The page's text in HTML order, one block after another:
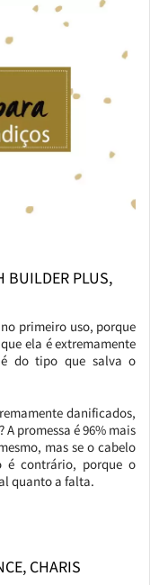
BUILDER PLUS,
primeiro uso, porque
ela é extremamente
é do tipo que salva o
danificados,
A promessa é 96% mais
mas se o cabelo
é contrário, porque o
quanto a falta.
CHARIS